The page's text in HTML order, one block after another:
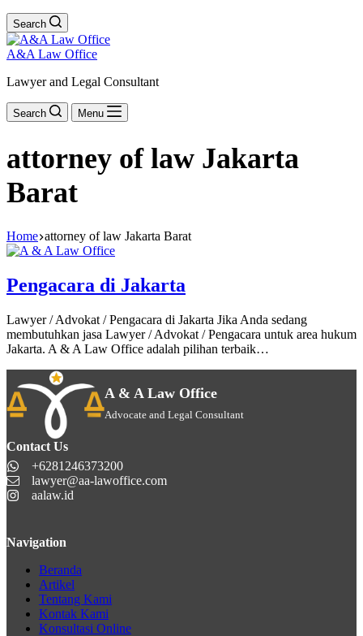
Search
A&A Law Office
Lawyer and Legal Consultant
Search Menu
attorney of law Jakarta
Barat
Home attorney of law Jakarta Barat
Pengacara di Jakarta
Lawyer / Advokat / Pengacara di Jakarta Jika Anda sedang
membutuhkan jasa Lawyer / Advokat / Pengacara untuk area hukum
Jakarta. A & A Law Office adalah pilihan terbaik…
A & A Law Office
Advocate and Legal Consultant
Contact Us
+6281246373200
lawyer@aa-lawoffice.com
aalaw.id
Navigation
Beranda
Artikel
Tentang Kami
Kontak Kami
Konsultasi Online